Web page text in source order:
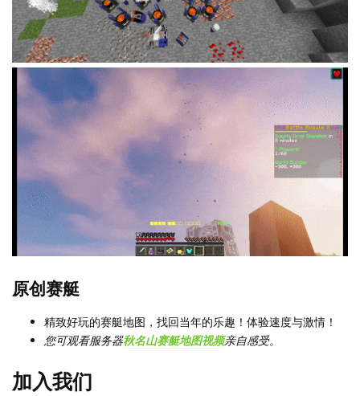
原创赛艇
精致好玩的赛艇地图，找回当年的乐趣！体验速度与激情！
您可观看服务器秋名山赛艇地图视频亲自感受。
加入我们